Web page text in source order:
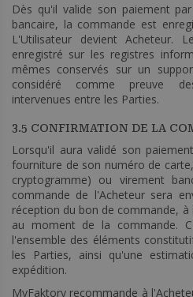
Dès qu'il valide son paiement
bancaire, la commande est
L'Utilisateur devient Acheteur.
enregistré sur les registres
mêmes conservés sur un
considéré comme preuve
intervenues entre les Parties.
3.5 CONFIRMATION DE LA
Lorsqu'il aura validé son
fourniture de son numéro de
cryptogramme) ou virement
commande de l'Acheteur sera
réception du bon de commande, à
au moment de la commande.
l'ensemble des éléments
les Parties, ainsi qu'une
expédition.
MyFaktory recommande à